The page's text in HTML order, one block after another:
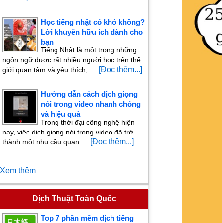
Học tiếng nhật có khó không?
Lời khuyên hữu ích dành cho
bạn
Tiếng Nhật là một trong những
ngôn ngữ được rất nhiều người học trên thế
giới quan tâm và yêu thích, …
[Đọc thêm...]
Hướng dẫn cách dịch giọng
nói trong video nhanh chóng
và hiệu quả
Trong thời đại công nghệ hiện
nay, việc dịch giọng nói trong video đã trở
thành một nhu cầu quan …
[Đọc thêm...]
Xem thêm
Dịch Thuật Toàn Quốc
Top 7 phần mềm dịch tiếng